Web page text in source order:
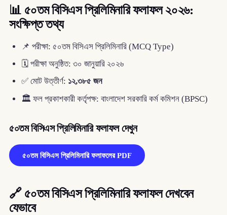
📊 ৫০তম বিসিএস প্রিলিমিনারি ফলাফল ২০২৬:
সংক্ষিপ্ত তথ্য
📌 পরীক্ষা: ৫০তম বিসিএস প্রিলিমিনারি (MCQ Type)
🗓 পরীক্ষা অনুষ্ঠিত: ৩০ জানুয়ারি ২০২৬
✅ মোট উত্তীর্ণ: ১২,৩৮৫ জন
🏛 ফল প্রকাশকারী কর্তৃপক্ষ: বাংলাদেশ সরকারি কর্ম কমিশন (BPSC)
৫০তম বিসিএস প্রিলিমিনারি ফলাফল দেখুন
৫০তম বিসিএস প্রিলিমিনারি ফলাফলের PDF
🔗 ৫০তম বিসিএস প্রিলিমিনারি ফলাফল দেখবেন
যেভাবে